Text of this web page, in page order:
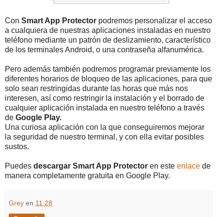
Con Smart App Protector podremos personalizar el acceso
a cualquiera de nuestras aplicaciones instaladas en nuestro
teléfono mediante un patrón de deslizamiento, característico
de los terminales Android, o una contraseña alfanumérica.
Pero además también podremos programar previamente los
diferentes horarios de bloqueo de las aplicaciones, para que
solo sean restringidas durante las horas que más nos
interesen, así como restringir la instalación y el borrado de
cualquier aplicación instalada en nuestro teléfono a través
de Google Play.
Una curiosa aplicación con la que conseguiremos mejorar
la seguridad de nuestro terminal, y con ella evitar posibles
sustos.
Puedes descargar Smart App Protector en este enlace de
manera completamente gratuita en Google Play.
Grey en 11:28